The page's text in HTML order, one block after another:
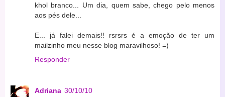
khol branco... Um dia, quem sabe, chego pelo menos
aos pés dele...
E... já falei demais!! rsrsrs é a emoção de ter um
mailzinho meu nesse blog maravilhoso! =)
Responder
Adriana 30/10/10